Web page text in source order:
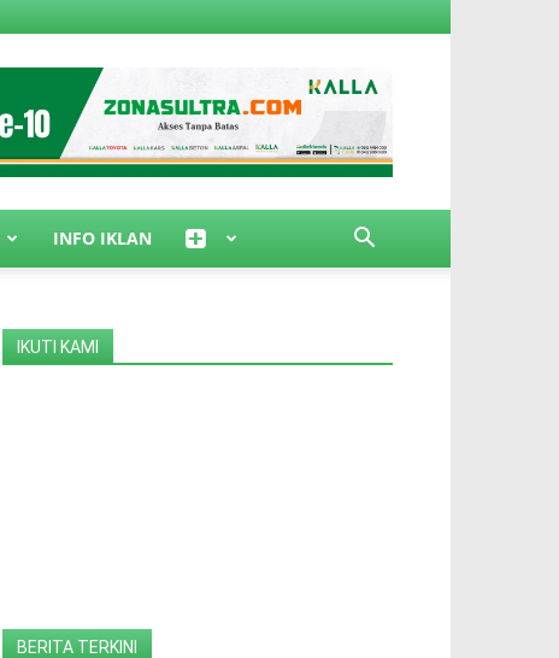
INFO IKLAN
IKUTI KAMI
BERITA TERKINI